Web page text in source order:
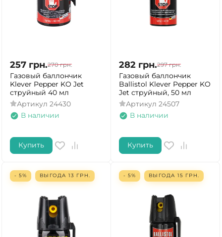
257 грн.270 грн.
Газовый баллончик
Klever Pepper KO Jet
струйный 40 мл
Артикул 24430
В наличии
Купить
282 грн.297 грн.
Газовый баллончик
Ballistol Klever Pepper KO
Jet струйный, 50 мл
Артикул 24507
В наличии
Купить
- 5% ВЫГОДА 13 ГРН. - 5% ВЫГОДА 15 ГРН.